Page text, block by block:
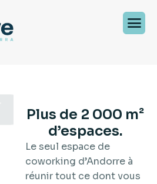
Plus de 2 000 m²
d’espaces.
Le seul espace de
coworking d’Andorre à
réunir tout ce dont vous